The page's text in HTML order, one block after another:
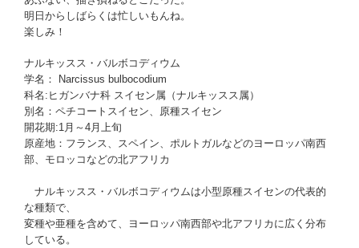
明日からしばらくは忙しいもんね。
楽しみ！
ナルキッスス・バルボコディウム
学名： Narcissus bulbocodium
科名:ヒガンバナ科 スイセン属（ナルキッスス属）
別名：ペチコートスイセン、原種スイセン
開花期:1月～4月上旬
原産地：フランス、スペイン、ポルトガルなどのヨーロッパ南西
部、モロッコなどの北アフリカ
ナルキッスス・バルボコディウムは小型原種スイセンの代表的
な種類で、
変種や亜種を含めて、ヨーロッパ南西部や北アフリカに広く分布
している。